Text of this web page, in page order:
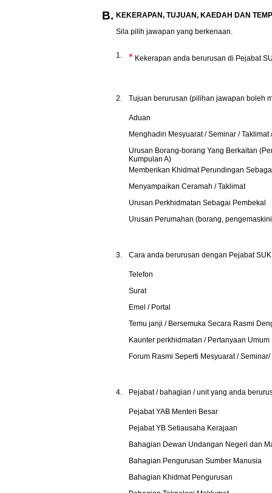
B. KEKERAPAN, TUJUAN, KAEDAH DAN
Sila pilih jawapan yang berkenaan.
1. * Kekerapan anda berurusan di Pejabat
2. Tujuan berurusan (pilihan jawapan boleh
Aduan
Menghadiri Mesyuarat / Seminar / Taklimat
Urusan Borang-borang Yang Berkaitan
Kumpulan A)
Memberikan Khidmat Perundingan
Menyampaikan Ceramah / Taklimat
Urusan Perkhidmatan Sebagai Pembekal
Urusan Perumahan (borang,
3. Cara anda berurusan dengan Pejabat
Telefon
Surat
Emel / Portal
Temu janji / Bersemuka Secara Rasmi
Kaunter perkhidmatan / Pertanyaan Umum
Forum Rasmi Seperti Mesyuarat /
4. Pejabat / bahagian / unit yang anda
Pejabat YAB Menteri Besar
Pejabat YB Setiausaha Kerajaan
Bahagian Dewan Undangan Negeri dan
Bahagian Pengurusan Sumber Manusia
Bahagian Khidmat Pengurusan